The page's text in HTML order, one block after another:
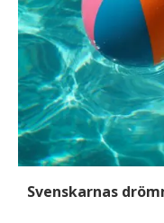
Svenskarnas